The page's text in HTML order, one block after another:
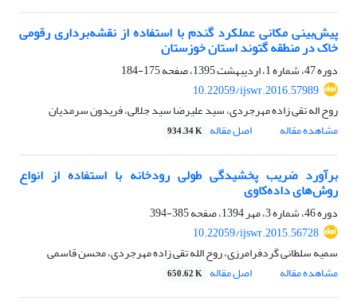
پیش‌بینی مکانی عملکرد گندم با استفاده از نقشه‌برداری رقومی
خاک در منطقه گتوند استان خوزستان
دوره 47، شماره 1، اردیبهشت 1395، صفحه
175-184
10.22059/ijswr.2016.57989
روح اله تقی زاده مهرجردی، سید علیرضا سید جلالی، فریدون سرمدیان
مشاهده مقاله
اصل مقاله 934.34 K
برآورد ضریب پخشیدگی طولی رودخانه با استفاده از انواع
روش‌های داده‌کاوی
دوره 46، شماره 3، مهر 1394، صفحه
385-394
10.22059/ijswr.2015.56728
سمیه سلطانی گردفرامرزی، روح الله تقی زاده مهرجردی، محسن قاسمی
مشاهده مقاله
اصل مقاله 650.62 K